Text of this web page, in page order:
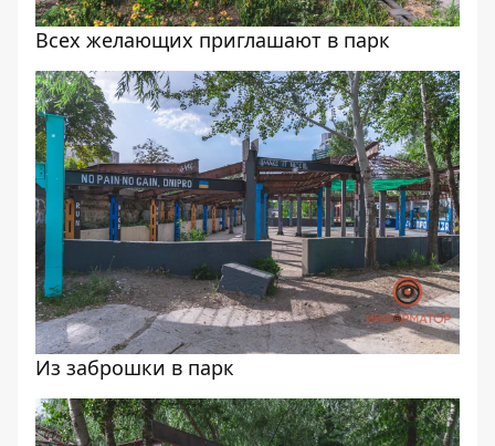
Всех желающих приглашают в парк
Из заброшки в парк